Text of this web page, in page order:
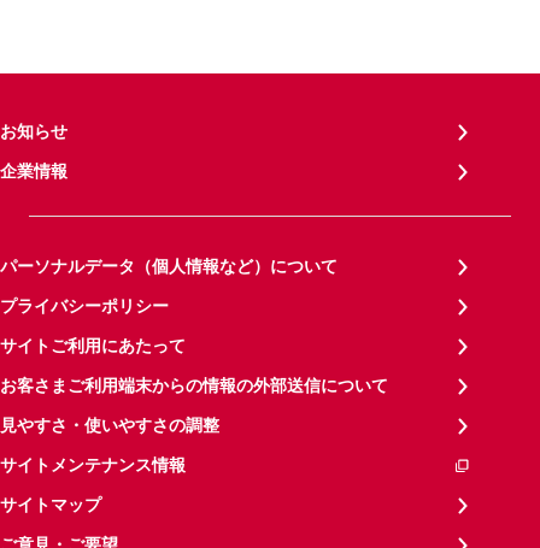
お知らせ
企業情報
パーソナルデータ（個人情報など）について
プライバシーポリシー
サイトご利用にあたって
お客さまご利用端末からの情報の外部送信について
見やすさ・使いやすさの調整
サイトメンテナンス情報
サイトマップ